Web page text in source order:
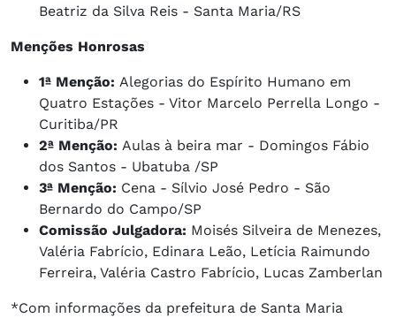
Beatriz da Silva Reis - Santa Maria/RS
Menções Honrosas
1ª Menção: Alegorias do Espírito Humano em
Quatro Estações - Vitor Marcelo Perrella Longo -
Curitiba/PR
2ª Menção: Aulas à beira mar - Domingos Fábio
dos Santos - Ubatuba /SP
3ª Menção: Cena - Sílvio José Pedro - São
Bernardo do Campo/SP
Comissão Julgadora: Moisés Silveira de Menezes,
Valéria Fabrício, Edinara Leão, Letícia Raimundo
Ferreira, Valéria Castro Fabrício, Lucas Zamberlan
*Com informações da prefeitura de Santa Maria